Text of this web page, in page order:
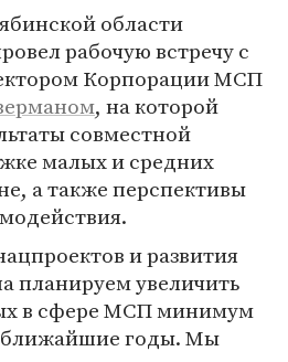
области
рабочую встречу с
Корпорации МСП
, на которой
совместной
малых и средних
а также перспективы
и развития
планируем увеличить
в сфере МСП минимум
ближайшие годы. Мы